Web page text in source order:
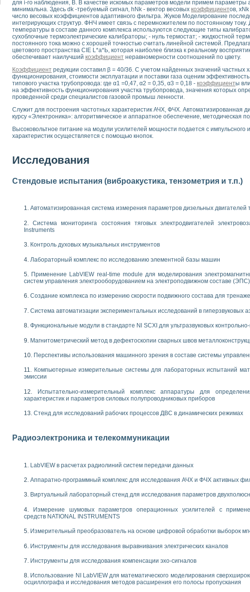
диагностики крови
дисперсных продуктов при обработке возмущениями давления
сверхпроводящим соленоидом с биквадрантным источником тока
экспериментальной физики на примере выдающихся экспериментов:
выпадения осадка в реальном времени
цвета модели CIE L*a*b с использованием LabVIEW
характеристик солнечных элементов и модулей
анализа в медицинской эндоскопии
программно - аппаратного комплекса NI - Motion
газовых пузырьков по данным эхолокационного зондирования с
стенда для исследования плазменных процессов синтеза нанопорошков
свойств сегнетоэлектриков методом тепловых шумов
импедансный томограф на базе платы сбора данных PCI 6052E
зрения для контроля образцов
обучающих информационных систем и тренажеров для персонала химических
и защиты ускорителя ЛУЭ-200
процессом цементирования нефтегазовых скважин
среды специальной барокамеры
INSTRUMENTS при разработке автоматизированного комплекса для
термотрансферной маркировки изделий
для исследова¬ния электрофизических свойств аморфного
переходных процессов при коротких замыканиях в узлах электрических нагрузок
швов на базе технологий фирмы NATIONAL INSTRUMENTS
эффективности систем управления в интегрированных средах
стенда по измерению профиля зеркальной антенны и построению диаграммы
комплексы для вузов, осуществляющих подготовку специалистов по пищевой
нелинейных резистивных цепей
«Цифровые вычислительные устройства и микропроцессоры приборных
для создания лабораторного практикума по измерениям магнитных величин
течения в расширяющемся канале
«Изучение магнитных свойств ферромагнетиков. Петля гистерезиса» с
адиабатического расширения газов
результатов измерительного экспримента
Назначение. Состав. Возможности
INSTRUMENTS для создания систем автоматизированного лабораторного
принципа действия универсального цифрового вольтметра
обеспечение учебных лабораторных стендов
для i-го наблюдения, В. В качестве искомых параметров модели примем параметры
минимальна. Здесь dk -требуемый сигнал, hNk - вектор весовых коэффициентов,
число весовых коэффициентов адаптивного фильтра. Жуков Моделирование
интегрирующих структур. ФНЧ имеет связь с перемножителем по постоянному току.
температуры в составе данного комплекса используются следующие типы
сухоблочные термоэлектрические калибраторы; - нуль термостат; - жидкостной
постоянного тока можно с хорошей точностью считать линейной системой.
цветового пространства CIE L*а*Ь, которая наиболее близка к реальному
обеспечивает наилучший коэффициент неравномерности соотношений по цвету.
Коэффициент редукции составил β = 40/36. С учетом найденных значений частных
функционирования, стоимости эксплуатации и поставки газа оценим
типового участка трубопровода: где α1 =0,47, α2 = 0,35, α3 = 0,18 - коэффициенты
на эффективность функционирования участка трубопровода, значения которых
проведенной среди специалистов газовой промыш ленности.
Служит для построения частотных характеристик АЧХ, ФЧХ. Автоматизированная
курсу «Электроника»: алгоритмическое и аппаратное обеспечение, методическая
Высоковольтное питание на модули усилителей мощности подается с импульсного
характеристик осуществляется с помощью кнопок.
Исследования
Стендовые испытания (виброакустика, тензометрия и т.п.)
Автоматизированная система измерения параметров дизельных двигателей
Система мониторинга состояния тяговых электродвигателей
Instruments
Контроль духовых музыкальных инструментов
Лабораторный комплекс по исследованию элементной базы машин
Применение LabVIEW real-time module для моделирования
систем управления электрооборудованием на электроподвижном составе (ЭПС)
Создание комплекса по измерению скорости подвижного состава для
Система автоматизации экспериментальных исследований в гиперзвуковых
Функциональные модули в стандарте Nl SCXI для ультразвуковых
Магнитометрический метод в дефектоскопии сварных швов
Перспективы использования машинного зрения в составе системы
Компьютерные измерительные системы для лабораторных испытаний
эмиссии
Испытательно-измерительный комплекс аппаратуры для
характеристик и параметров силовых полупроводниковых приборов
Стенд для исследований рабочих процессов ДВС в динамических режимах
Радиоэлектроника и телекоммуникации
LabVIEW в расчетах радиолиний систем передачи данных
Аппаратно-программный комплекс для исследования АЧХ и ФЧХ активных
Виртуальный лабораторный стенд для исследования параметров
Измерение шумовых параметров операционных усилителей с
средств NATIONAL INSTRUMENTS
Измерительный преобразователь на основе цифровой обработки выборок
Инструменты для исследования выравнивания электрических каналов
Инструменты для исследования компенсации эхо-сигналов
Использование NI LabVIEW для математического моделирования
осциллографа и исследования методов расширения его полосы пропускания